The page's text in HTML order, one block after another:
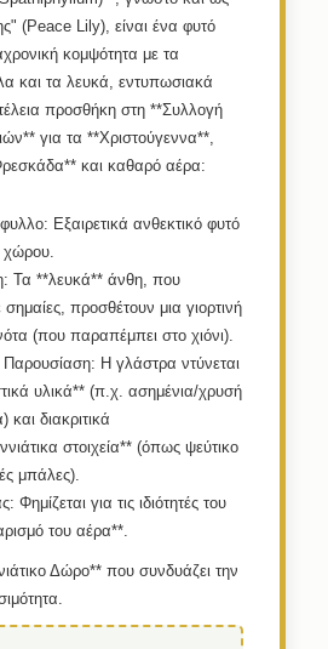
(Peace Lily), είναι ένα φυτό
κομψότητα με τα
και τα λευκά, εντυπωσιακά
προσθήκη στη **Συλλογή
για τα **Χριστούγεννα**,
και καθαρό αέρα:
Εξαιρετικά ανθεκτικό φυτό
χώρου.
Τα **λευκά** άνθη, που
σημαίες, προσθέτουν μια γιορτινή
(που παραπέμπει στο χιόνι).
Παρουσίαση: Η γλάστρα ντύνεται
υλικά** (π.χ. ασημένια/χρυσή
και διακριτικά
στοιχεία** (όπως ψεύτικο
μπάλες).
Φημίζεται για τις ιδιότητές του
του αέρα**.
Δώρο** που συνδυάζει την